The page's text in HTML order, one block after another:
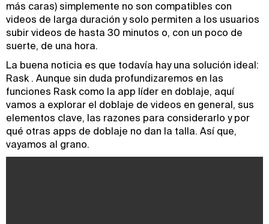
más caras) simplemente no son compatibles con
videos de larga duración y solo permiten a los usuarios
subir videos de hasta 30 minutos o, con un poco de
suerte, de una hora.
La buena noticia es que todavía hay una solución ideal:
Rask . Aunque sin duda profundizaremos en las
funciones Rask como la app líder en doblaje, aquí
vamos a explorar el doblaje de videos en general, sus
elementos clave, las razones para considerarlo y por
qué otras apps de doblaje no dan la talla. Así que,
vayamos al grano.